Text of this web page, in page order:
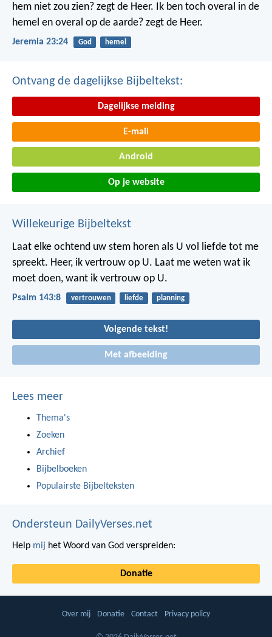
hem niet zou zien? zegt de Heer. Ik ben toch overal in de
hemel en overal op de aarde? zegt de Heer.
Jeremia 23:24 God hemel
Ontvang de dagelijkse Bijbeltekst:
Dagelijkse melding
E-mail
Android
Op je website
Willekeurige Bijbeltekst
Laat elke ochtend uw stem horen als U vol liefde tot me
spreekt. Heer, ik vertrouw op U. Laat me weten wat ik
moet doen, want ik vertrouw op U.
Psalm 143:8 vertrouwen liefde planning
Volgende tekst!
Met afbeelding
Lees meer
Thema's
Zoeken
Archief
Bijbelboeken
Populairste Bijbelteksten
Ondersteun DailyVerses.net
Help mij het Woord van God verspreiden:
Donatie
Over mij Donatie Contact Privacy policy